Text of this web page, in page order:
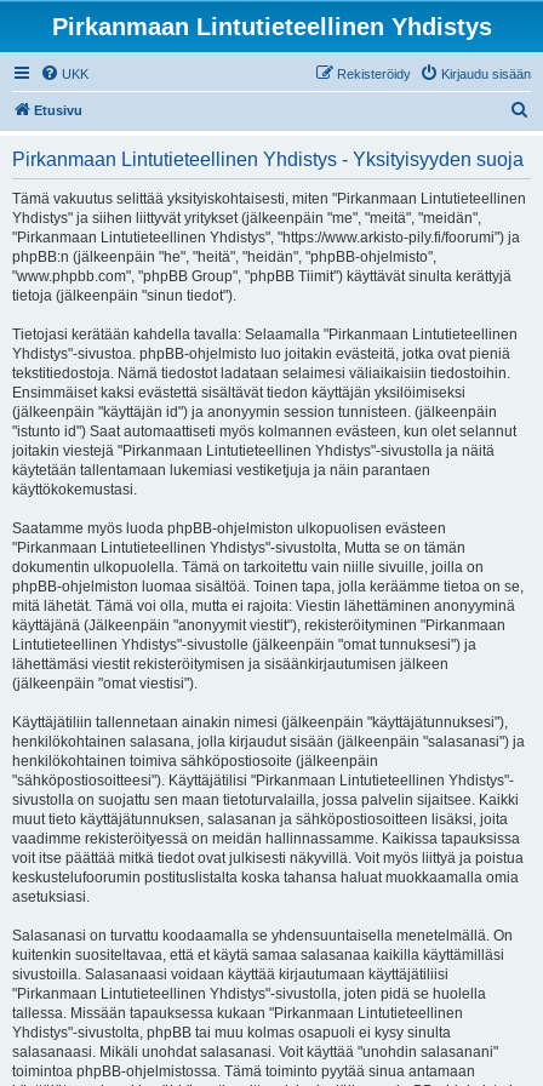
Pirkanmaan Lintutieteellinen Yhdistys
UKK Kirjaudu sisään
Rekisteröidy
Etusivu
Pirkanmaan Lintutieteellinen Yhdistys - Yksityisyyden suoja
Tämä vakuutus selittää yksityiskohtaisesti, miten "Pirkanmaan Lintutieteellinen
Yhdistys" ja siihen liittyvät yritykset (jälkeenpäin "me", "meitä", "meidän",
"Pirkanmaan Lintutieteellinen Yhdistys", "https://www.arkisto-pily.fi/foorumi") ja
phpBB:n (jälkeenpäin "he", "heitä", "heidän", "phpBB-ohjelmisto",
"www.phpbb.com", "phpBB Group", "phpBB Tiimit") käyttävät sinulta kerättyjä
tietoja (jälkeenpäin "sinun tiedot").
Tietojasi kerätään kahdella tavalla: Selaamalla "Pirkanmaan Lintutieteellinen
Yhdistys"-sivustoa. phpBB-ohjelmisto luo joitakin evästeitä, jotka ovat pieniä
tekstitiedostoja. Nämä tiedostot ladataan selaimesi väliaikaisiin tiedostoihin.
Ensimmäiset kaksi evästettä sisältävät tiedon käyttäjän yksilöimiseksi
(jälkeenpäin "käyttäjän id") ja anonyymin session tunnisteen. (jälkeenpäin
"istunto id") Saat automaattiseti myös kolmannen evästeen, kun olet selannut
joitakin viestejä "Pirkanmaan Lintutieteellinen Yhdistys"-sivustolla ja näitä
käytetään tallentamaan lukemiasi vestiketjuja ja näin parantaen
käyttökokemustasi.
Saatamme myös luoda phpBB-ohjelmiston ulkopuolisen evästeen
"Pirkanmaan Lintutieteellinen Yhdistys"-sivustolta, Mutta se on tämän
dokumentin ulkopuolella. Tämä on tarkoitettu vain niille sivuille, joilla on
phpBB-ohjelmiston luomaa sisältöä. Toinen tapa, jolla keräämme tietoa on se,
mitä lähetät. Tämä voi olla, mutta ei rajoita: Viestin lähettäminen anonyyminä
käyttäjänä (Jälkeenpäin "anonyymit viestit"), rekisteröityminen "Pirkanmaan
Lintutieteellinen Yhdistys"-sivustolle (jälkeenpäin "omat tunnuksesi") ja
lähettämäsi viestit rekisteröitymisen ja sisäänkirjautumisen jälkeen
(jälkeenpäin "omat viestisi").
Käyttäjätiliin tallennetaan ainakin nimesi (jälkeenpäin "käyttäjätunnuksesi"),
henkilökohtainen salasana, jolla kirjaudut sisään (jälkeenpäin "salasanasi") ja
henkilökohtainen toimiva sähköpostiosoite (jälkeenpäin
"sähköpostiosoitteesi"). Käyttäjätilisi "Pirkanmaan Lintutieteellinen Yhdistys"-
sivustolla on suojattu sen maan tietoturvalailla, jossa palvelin sijaitsee. Kaikki
muut tieto käyttäjätunnuksen, salasanan ja sähköpostiosoitteen lisäksi, joita
vaadimme rekisteröityessä on meidän hallinnassamme. Kaikissa tapauksissa
voit itse päättää mitkä tiedot ovat julkisesti näkyvillä. Voit myös liittyä ja poistua
keskustelufoorumin postituslistalta koska tahansa haluat muokkaamalla omia
asetuksiasi.
Salasanasi on turvattu koodaamalla se yhdensuuntaisella menetelmällä. On
kuitenkin suositeltavaa, että et käytä samaa salasanaa kaikilla käyttämilläsi
sivustoilla. Salasanaasi voidaan käyttää kirjautumaan käyttäjätiliisi
"Pirkanmaan Lintutieteellinen Yhdistys"-sivustolla, joten pidä se huolella
tallessa. Missään tapauksessa kukaan "Pirkanmaan Lintutieteellinen
Yhdistys"-sivustolta, phpBB tai muu kolmas osapuoli ei kysy sinulta
salasanaasi. Mikäli unohdat salasanasi. Voit käyttää "unohdin salasanani"
toimintoa phpBB-ohjelmistossa. Tämä toiminto pyytää sinua antamaan